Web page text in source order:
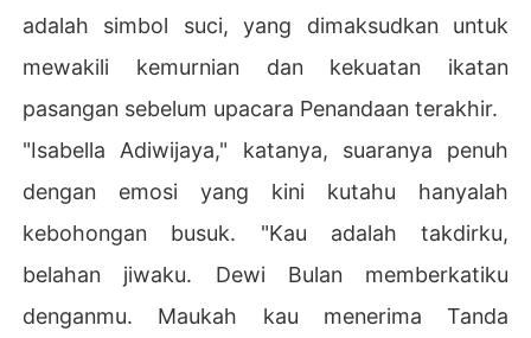
adalah simbol suci, yang dimaksudkan untuk
mewakili kemurnian dan kekuatan ikatan
pasangan sebelum upacara Penandaan terakhir.
"Isabella Adiwijaya," katanya, suaranya penuh
dengan emosi yang kini kutahu hanyalah
kebohongan busuk. "Kau adalah takdirku,
belahan jiwaku. Dewi Bulan memberkatiku
denganmu. Maukah kau menerima Tanda